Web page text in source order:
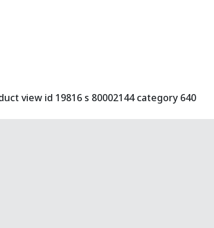
view id 19816 s 80002144 category 640